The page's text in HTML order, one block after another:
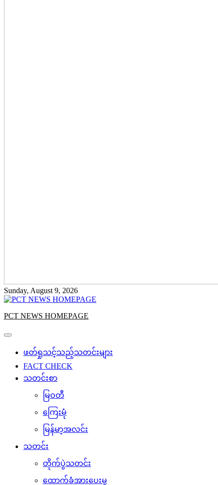
Sunday, August 9, 2026
PCT NEWS HOMEPAGE
ဖတ်ရှုသင့်သည့်သတင်းများ
FACT CHECK
သတင်းစာ
မြဝတီ
ကြေးမုံ
မြန်မာ့အလင်း
သတင်း
တိုက်ပွဲသတင်း
ထောက်ခံအားပေးမှု